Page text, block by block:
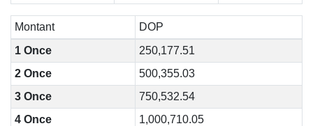
Montant
DOP
1 Once
250,177.51
2 Once
500,355.03
3 Once
750,532.54
4 Once
1,000,710.05